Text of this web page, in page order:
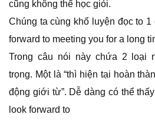
cũng không thể học giỏi.
Chúng ta cùng khổ luyện đọc to
forward to meeting you for a long
Trong câu nói này chứa 2 loại
trọng. Một là “thì hiện tại hoàn
động giới từ”. Dễ dàng có thể
look forward to